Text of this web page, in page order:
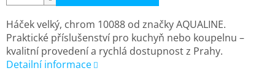
Háček velký, chrom 10088 od značky AQUALINE.
Praktické příslušenství pro kuchyň nebo koupelnu –
kvalitní provedení a rychlá dostupnost z Prahy.
Detailní informace